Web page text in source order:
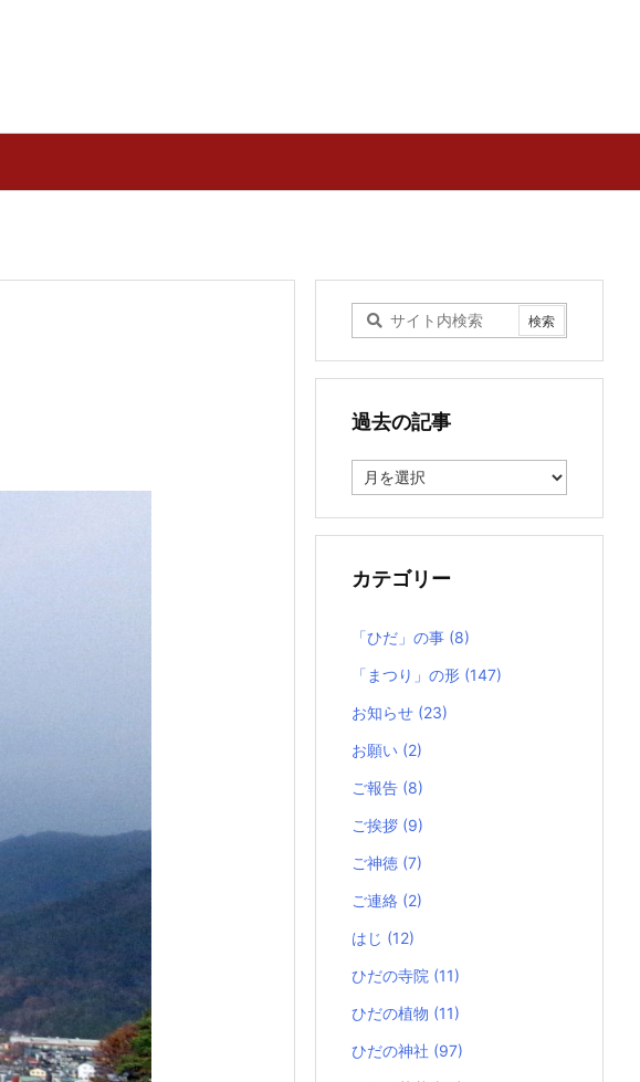
過去の記事
去
記
カテゴリー
「ひだ」の事 (8)
「まつり」の形 (147)
お知らせ (23)
お願い (2)
ご報告 (8)
ご挨拶 (9)
ご神徳 (7)
ご連絡 (2)
はじ (12)
ひだの寺院 (11)
ひだの植物 (11)
ひだの神社 (97)